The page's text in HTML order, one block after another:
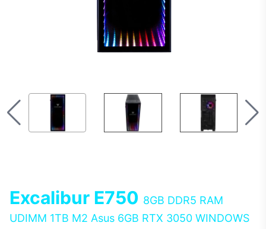
Excalibur E750 8GB DDR5 RAM
UDIMM 1TB M2 Asus 6GB RTX 3050 WINDOWS